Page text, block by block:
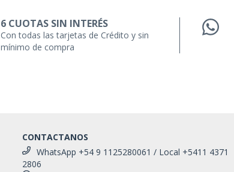
6 CUOTAS SIN INTERÉS
Con todas las tarjetas de Crédito y sin
mínimo de compra
CONTACTANOS
WhatsApp +54 9 1125280061 / Local +5411 4371
2806